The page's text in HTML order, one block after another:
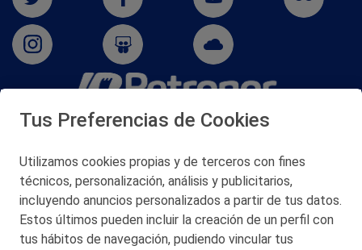
San Martín 5-Edificio Muñatones,
© 2026 Petronor S.A.
Tus Preferencias de Cookies
Utilizamos cookies propias y de terceros con fines
técnicos, personalización, análisis y publicitarios,
incluyendo anuncios personalizados a partir de tus datos.
Estos últimos pueden incluir la creación de un perfil con
tus hábitos de navegación, pudiendo vincular tus